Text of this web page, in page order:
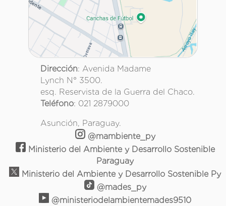
Dirección: Avenida Madame
Lynch N° 3500.
esq. Reservista de la Guerra del Chaco.
Teléfono: 021 2879000
Asunción, Paraguay.
@mambiente_py
Ministerio del Ambiente y Desarrollo Sostenible
Paraguay
Ministerio del Ambiente y Desarrollo Sostenible Py
@mades_py
@ministeriodelambientemades9510